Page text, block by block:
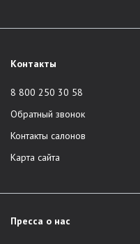
Контакты
8 800 250 30 58
Обратный звонок
Контакты салонов
Карта сайта
Пресса о нас